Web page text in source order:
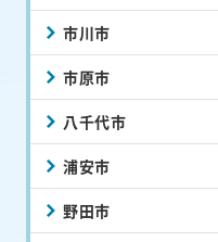
市川市
市原市
八千代市
浦安市
野田市